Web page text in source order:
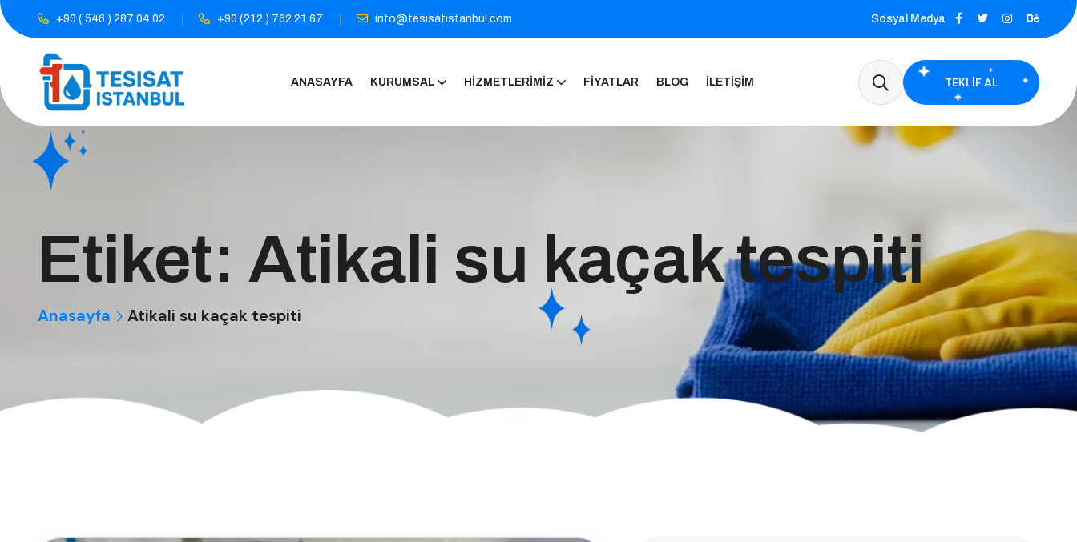
+90 ( 546 ) 287 04 02 +90 (212 ) 762 21 67 info@tesisatistanbul.com Sosyal Medya
ANASAYFA KURUMSAL HIZMETLERIMIZ FIYATLAR BLOG İLETIŞIM TEKLIF AL
Etiket: Atikali su kaçak tespiti
Anasayfa Atikali su kaçak tespiti